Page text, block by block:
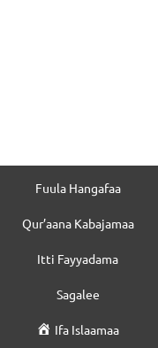
Fuula Hangafaa
Qur’aana Kabajamaa
Itti Fayyadama
Sagalee
Ifa Islaamaa